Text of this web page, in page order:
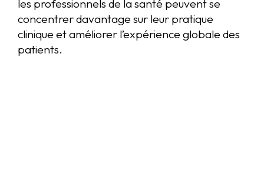
les professionnels de la santé peuvent se
concentrer davantage sur leur pratique
clinique et améliorer l’expérience globale des
patients.